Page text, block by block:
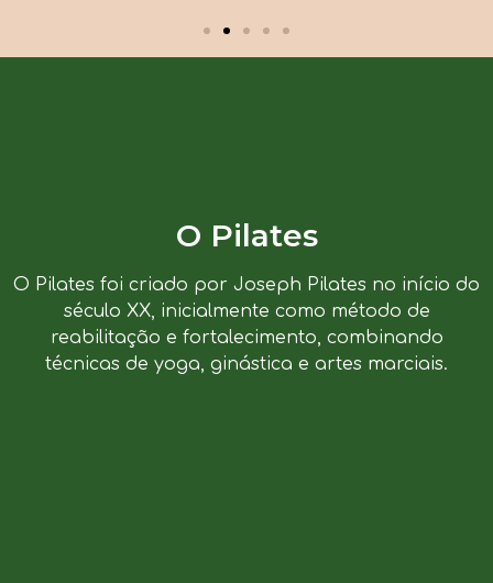
O Pilates
O Pilates foi criado por Joseph Pilates no início do
século XX, inicialmente como método de
reabilitação e fortalecimento, combinando
técnicas de yoga, ginástica e artes marciais.